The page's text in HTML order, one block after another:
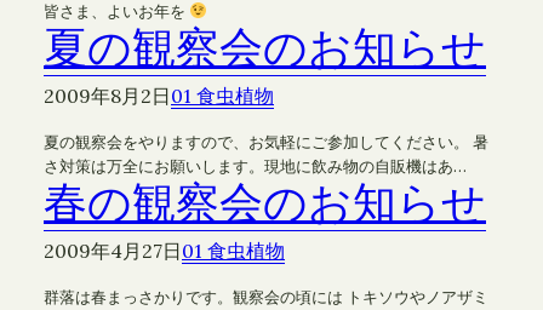
皆さま、よいお年を
夏の観察会のお知らせ
2009年8月2日01 食虫植物
夏の観察会をやりますので、お気軽にご参加してください。 暑
さ対策は万全にお願いします。現地に飲み物の自販機はあ…
春の観察会のお知らせ
2009年4月27日01 食虫植物
群落は春まっさかりです。観察会の頃には トキソウやノアザミ